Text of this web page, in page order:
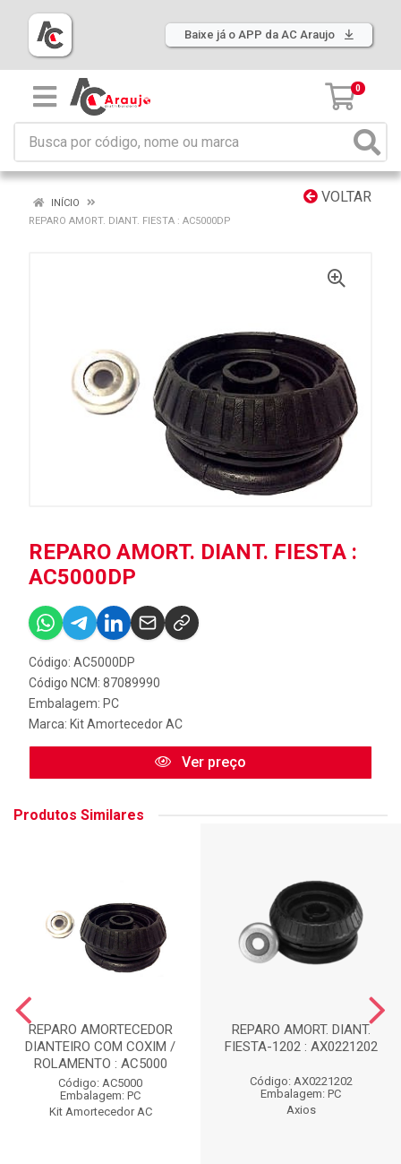
Baixe já o APP da AC Araujo
0
VOLTAR
INÍCIO
REPARO AMORT. DIANT. FIESTA : AC5000DP
REPARO AMORT. DIANT. FIESTA :
AC5000DP
Código: AC5000DP
Código NCM: 87089990
Embalagem: PC
Marca: Kit Amortecedor AC
Ver preço
Produtos Similares
REPARO AMORTECEDOR
DIANTEIRO COM COXIM /
ROLAMENTO : AC5000
Código: AC5000
Embalagem: PC
Kit Amortecedor AC
REPARO AMORT. DIANT.
FIESTA-1202 : AX0221202
Código: AX0221202
Embalagem: PC
Axios